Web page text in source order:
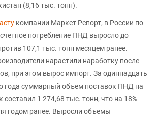
(8,16 тыс. тонн).
компании Маркет Репорт, в России по
потребление ПНД выросло до
107,1 тыс. тонн месяцем ранее.
нарастили наработку после
при этом вырос импорт. За одиннадцать
года суммарный объем поставок ПНД на
составил 1 274,68 тыс. тонн, что на 18%
годом ранее. Выросли объемы